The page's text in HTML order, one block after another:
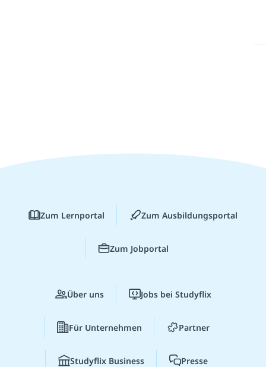
Zum Lernportal Zum Ausbildungsportal
Zum Jobportal
Über uns Jobs bei Studyflix
Für Unternehmen Partner
Studyflix Business Presse